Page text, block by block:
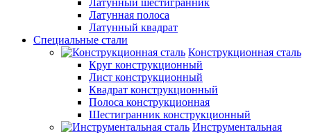
Латунный шестигранник
Латунная полоса
Латунный квадрат
Специальные стали
Конструкционная сталь
Круг конструкционный
Лист конструкционный
Квадрат конструкционный
Полоса конструкционная
Шестигранник конструкционный
Инструментальная